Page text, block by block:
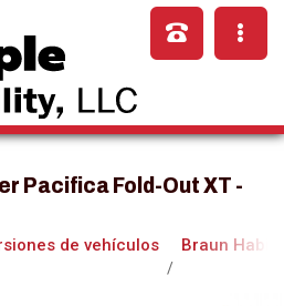
Pacifica Fold-Out XT -
de vehículos Braun